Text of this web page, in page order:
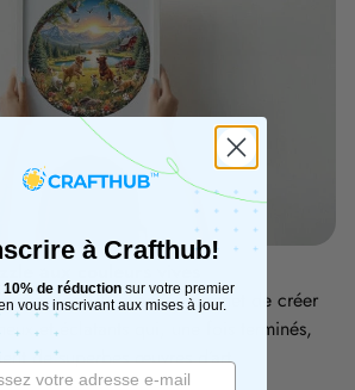
UV avancée permet de créer
et éclatants qui, une fois terminés,
de superbes œuvres d’art.
à Crafthub!
10% de réductionsur votre premier
vous inscrivant aux mises à jour.